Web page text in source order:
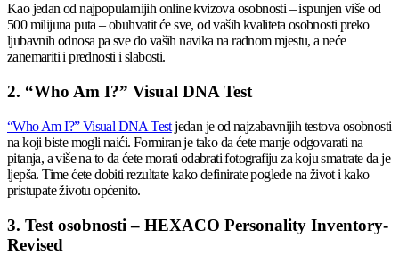
Kao jedan od najpopularnijih online kvizova osobnosti – ispunjen više od
500 milijuna puta – obuhvatit će sve, od vaših kvaliteta osobnosti preko
ljubavnih odnosa pa sve do vaših navika na radnom mjestu, a neće
zanemariti i prednosti i slabosti.
2. “Who Am I?” Visual DNA Test
“Who Am I?” Visual DNA Testjedan je od najzabavnijih testova osobnosti
na koji biste mogli naići. Formiran je tako da ćete manje odgovarati na
pitanja, a više na to da ćete morati odabrati fotografiju za koju smatrate da je
ljepša. Time ćete dobiti rezultate kako definirate poglede na život i kako
pristupate životu općenito.
3. Test osobnosti – HEXACO Personality Inventory-
Revised